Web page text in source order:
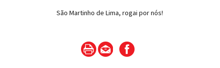
São Martinho de Lima, rogai por nós!